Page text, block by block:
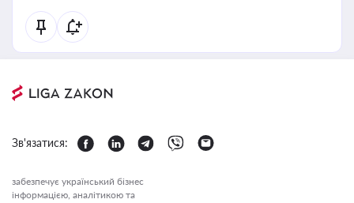
Зв'язатися:
забезпечує український бізнес
інформацією, аналітикою та